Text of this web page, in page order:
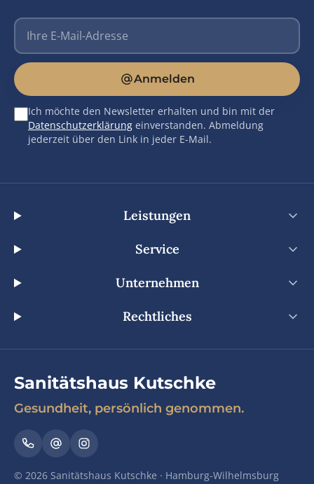
E-Mail-Adresse
Anmelden
Ich möchte den Newsletter erhalten und bin mit der
Datenschutzerklärung einverstanden. Abmeldung
jederzeit über den Link in jeder E-Mail.
Leistungen
Service
Unternehmen
Rechtliches
Sanitätshaus Kutschke
Gesundheit, persönlich genommen.
© 2026 Sanitätshaus Kutschke · Hamburg-Wilhelmsburg